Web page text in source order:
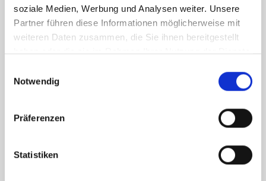
soziale Medien, Werbung und Analysen weiter. Unsere
Partner führen diese Informationen möglicherweise mit
weiteren Daten zusammen, die Sie ihnen bereitgestellt
haben oder die sie im Rahmen Ihrer Nutzung der Dienste
Notwendig
Präferenzen
Statistiken
Andere Edelmetalle